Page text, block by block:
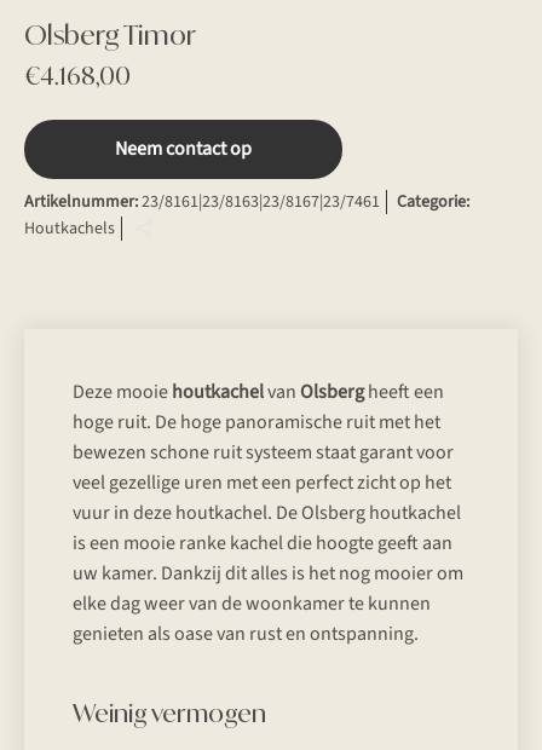
Olsberg Timor
€4.168,00
Neem contact op
Artikelnummer:23/8161|23/8163|23/8167|23/7461
Categorie:
Houtkachels
Deze mooiehoutkachelvanOlsbergheeft een
hoge ruit. De hoge panoramische ruit met het
bewezen schone ruit systeem staat garant voor
veel gezellige uren met een perfect zicht op het
vuur in deze houtkachel. De Olsberg houtkachel
is een mooie ranke kachel die hoogte geeft aan
uw kamer. Dankzij dit alles is het nog mooier om
elke dag weer van de woonkamer te kunnen
genieten als oase van rust en ontspanning.
Weinig vermogen